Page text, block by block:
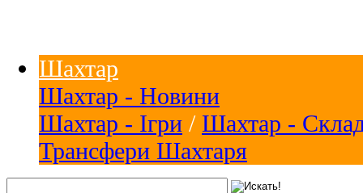
Шахтар
Шахтар - Новини
Шахтар - Ігри / Шахтар -
Трансфери Шахтаря